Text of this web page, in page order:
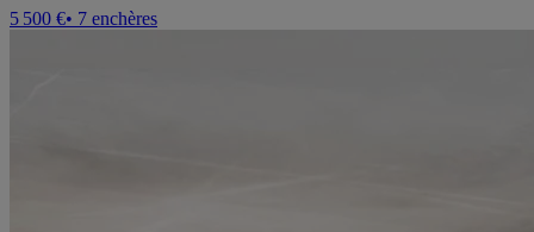
5 500 €• 7 enchères